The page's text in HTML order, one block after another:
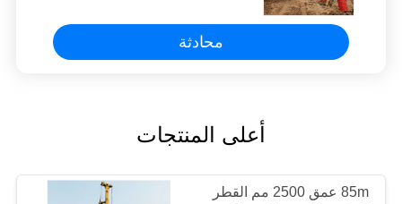
محادثة
أعلى المنتجات
85m عمق 2500 مم القطر